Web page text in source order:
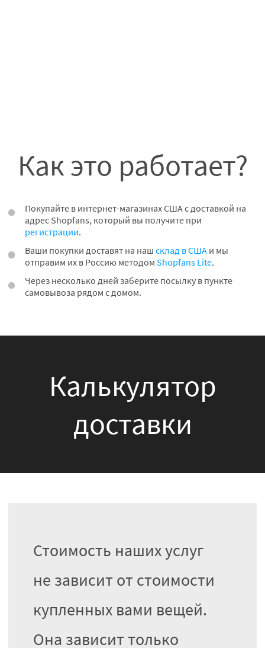
Как это работает?
Покупайте в интернет-магазинах США с доставкой на
адрес Shopfans, который вы получите при
регистрации.
Ваши покупки доставят на наш склад в США и мы
отправим их в Россию методом Shopfans Lite.
Через несколько дней заберите посылку в пункте
самовывоза рядом с домом.
Калькулятор
доставки
Стоимость наших услуг
не зависит от стоимости
купленных вами вещей.
Она зависит только